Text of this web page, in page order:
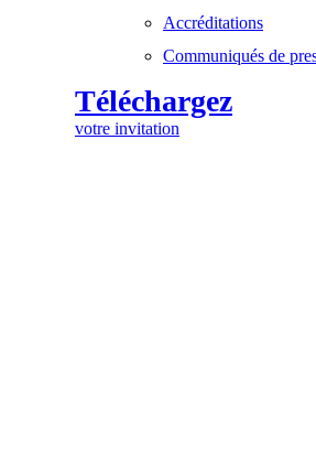
Accréditations
Communiqués de
Téléchargez
votre invitation